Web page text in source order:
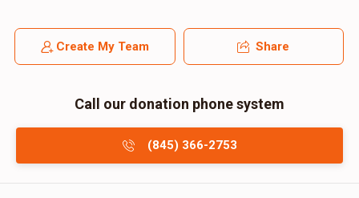
Create My Team Share
Call our donation phone system
(845) 366-2753